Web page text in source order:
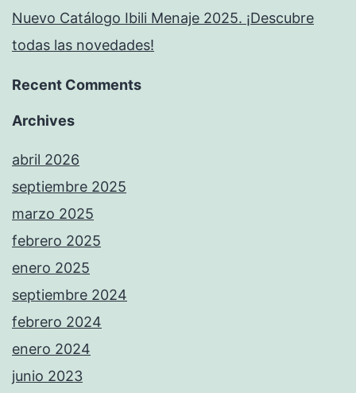
Nuevo Catálogo Ibili Menaje 2025. ¡Descubre
todas las novedades!
Recent Comments
Archives
abril 2026
septiembre 2025
marzo 2025
febrero 2025
enero 2025
septiembre 2024
febrero 2024
enero 2024
junio 2023